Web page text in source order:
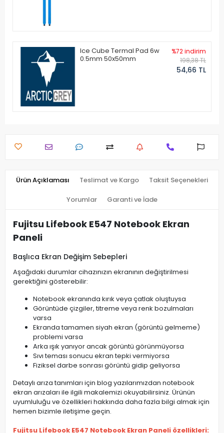
Ice Cube Termal Pad 6w
0.5mm 50x50mm
%72 indirim
198,38 TL
54,66 TL
Ürün Açıklaması Teslimat ve Kargo Taksit Seçenekleri
Yorumlar Garanti ve İade
Fujitsu Lifebook E547 Notebook Ekran
Paneli
Başlıca Ekran Değişim Sebepleri
Aşağıdaki durumlar cihazınızın ekranının değiştirilmesi
gerektiğini gösterebilir:
Notebook ekranında kırık veya çatlak oluştuysa
Görüntüde çizgiler, titreme veya renk bozulmaları
varsa
Ekranda tamamen siyah ekran (görüntü gelmeme)
problemi varsa
Arka ışık yanıyor ancak görüntü görünmüyorsa
Sıvı teması sonucu ekran tepki vermiyorsa
Fiziksel darbe sonrası görüntü gidip geliyorsa
Detaylı arıza tanımları için blog yazılarımızdan notebook
ekran arızaları ile ilgili makalemizi okuyabilirsiniz. Ürünün
uyumluluğu ve özellikleri hakkında daha fazla bilgi almak için
hemen bizimle iletişime geçin.
Fujitsu Lifebook E547 Notebook Ekran Paneli özellikleri: